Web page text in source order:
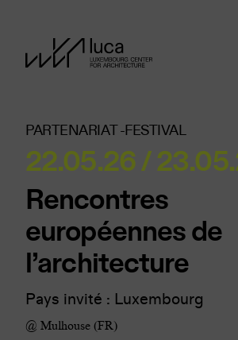
PARTENARIAT -FESTIVAL
22.05.26 /
Rencontres
européennes de
l’architecture
Pays invité : Luxembourg
@ Mulhouse (FR)